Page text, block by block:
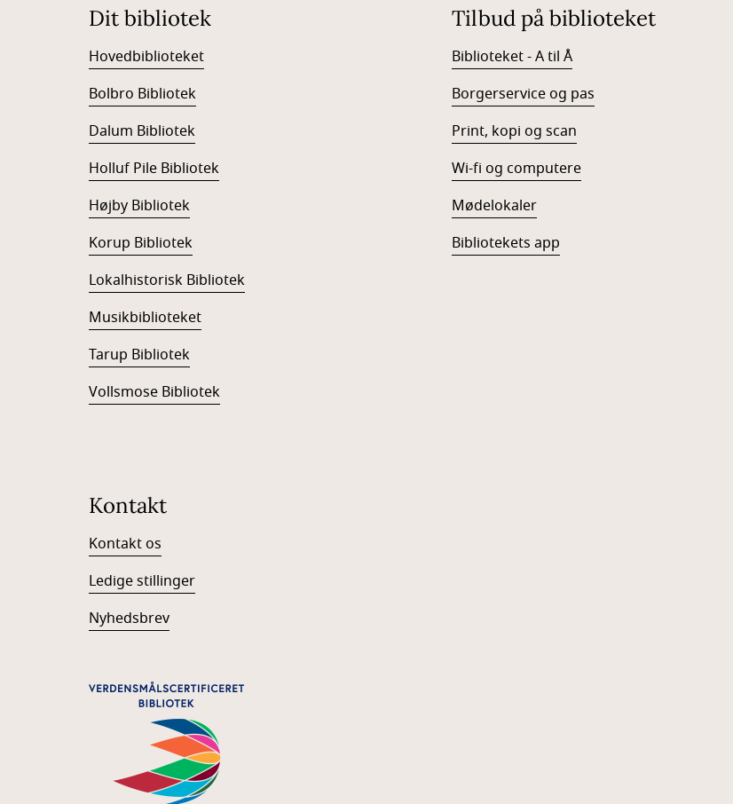
Dit bibliotek
Hovedbiblioteket
Bolbro Bibliotek
Dalum Bibliotek
Holluf Pile Bibliotek
Højby Bibliotek
Korup Bibliotek
Lokalhistorisk Bibliotek
Musikbiblioteket
Tarup Bibliotek
Vollsmose Bibliotek
Tilbud på biblioteket
Biblioteket - A til Å
Borgerservice og pas
Print, kopi og scan
Wi-fi og computere
Mødelokaler
Bibliotekets app
Kontakt
Kontakt os
Ledige stillinger
Nyhedsbrev